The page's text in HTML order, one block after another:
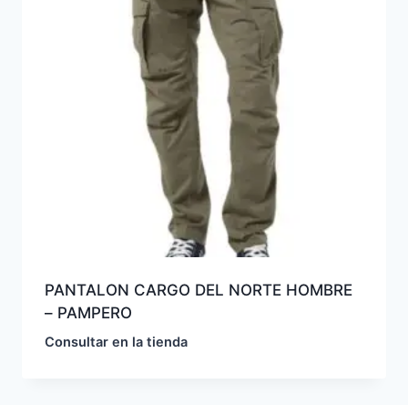
PANTALON CARGO DEL NORTE HOMBRE
– PAMPERO
Consultar en la tienda